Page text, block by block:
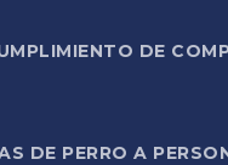
DE
DE PERRO A